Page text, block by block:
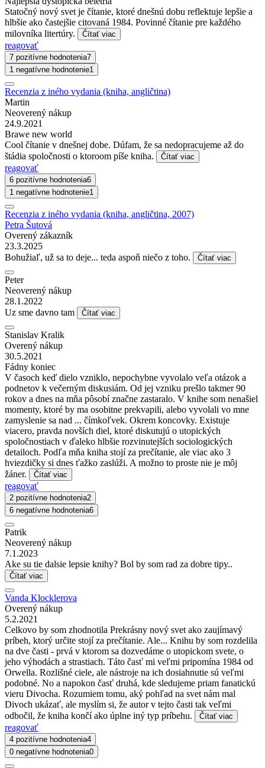
Statočný nový svet je čítanie, ktoré dnešnú dobu reflektuje lepšie a
hlbšie ako častejšie citovaná 1984. Povinné čítanie pre každého
milovníka litertúry.
Čítať viac
reagovať
7 pozitívne hodnotenia7
1 negatívne hodnotenie1
Recenzia z iného vydania (kniha, angličtina)
Martin
Neoverený nákup
24.9.2021
Brawe new world
Cool čítanie v dnešnej dobe. Dúfam, že sa nedopracujeme až do
štádia spoločnosti o ktoroom píše kniha.
Čítať viac
reagovať
6 pozitívne hodnotenia6
1 negatívne hodnotenie1
Recenzia z iného vydania (kniha, angličtina, 2007)
Petra Šutová
Overený zákazník
23.3.2025
Bohužiaľ, už sa to deje... teda aspoň niečo z toho.
Čítať viac
Peter
Neoverený nákup
28.1.2022
Uz sme davno tam
Čítať viac
Stanislav Kralik
Overený nákup
30.5.2021
Fádny koniec
V časoch keď dielo vzniklo, nepochybne vyvolalo veľa otázok a
podnetov k večerným diskusiám. Od jej vzniku prešlo takmer 90
rokov a dnes na mňa pôsobí značne zastaralo. V knihe som nenašiel
momenty, ktoré by ma osobitne prekvapili, alebo vyvolali vo mne
zamyslenie sa nad ... čímkoľvek. Okrem koncovky. Existuje
viacero, pravda novších diel, ktoré diskutujú o utopických
spoločnostiach v ďaleko hlbšie rozvinutejších sociologických
detailoch. Podľa mňa kniha stojí za prečítanie, ale viac ako 3
hviezdičky si dnes ťažko zaslúži. A možno to proste nie je môj
žáner.
Čítať viac
reagovať
2 pozitívne hodnotenia2
6 negatívne hodnotenia6
Patrik
Neoverený nákup
7.1.2023
Ake su tie dalsie lepsie knihy? Bol by som rad za dobre tipy..
Čítať viac
Vanda Klocklerova
Overený nákup
5.2.2021
Celkovo by som zhodnotila Prekrásny nový svet ako zaujímavý
príbeh, ktorý určite stojí za prečítanie. Ale... Knihu by som rozdelila
na dve časti - prvá v ktorom sa dozvedáme o utopickom svete, o
jeho výhodách a strastiach. Táto časť mi veľmi pripomína 1984 od
Orwella. Rozlišné ciele, ale nástroje na ich dosiahnutie sú veľmi
podobné. No a napokon časť druhá, kde sledujeme priam fanatickú
vieru Divocha. Rozumiem tomu, aký pohľad na svet nám mal
Divoch ukázať, ale myslím si, že autor v tejto časti tak veľmi
odbočil, že kniha končí ako úplne iný typ príbehu.
Čítať viac
reagovať
4 pozitívne hodnotenia4
0 negatívne hodnotenia0